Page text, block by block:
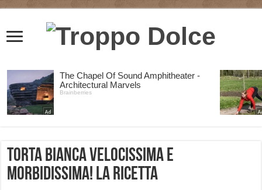
Torta bianca velocissima e
morbidissima! La ricetta